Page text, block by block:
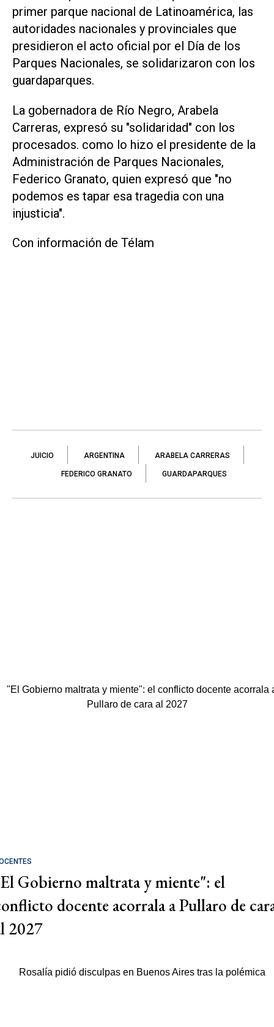
primer parque nacional de Latinoamérica, las
autoridades nacionales y provinciales que
presidieron el acto oficial por el Día de los
Parques Nacionales, se solidarizaron con los
guardaparques.
La gobernadora de Río Negro, Arabela
Carreras, expresó su "solidaridad" con los
procesados. como lo hizo el presidente de la
Administración de Parques Nacionales,
Federico Granato, quien expresó que "no
podemos es tapar esa tragedia con una
injusticia".
Con información de Télam
JUICIO ARGENTINA ARABELA CARRERAS
FEDERICO GRANATO GUARDAPARQUES
Gobierno maltrata y miente": el
docente acorrala a Pullaro de
2027